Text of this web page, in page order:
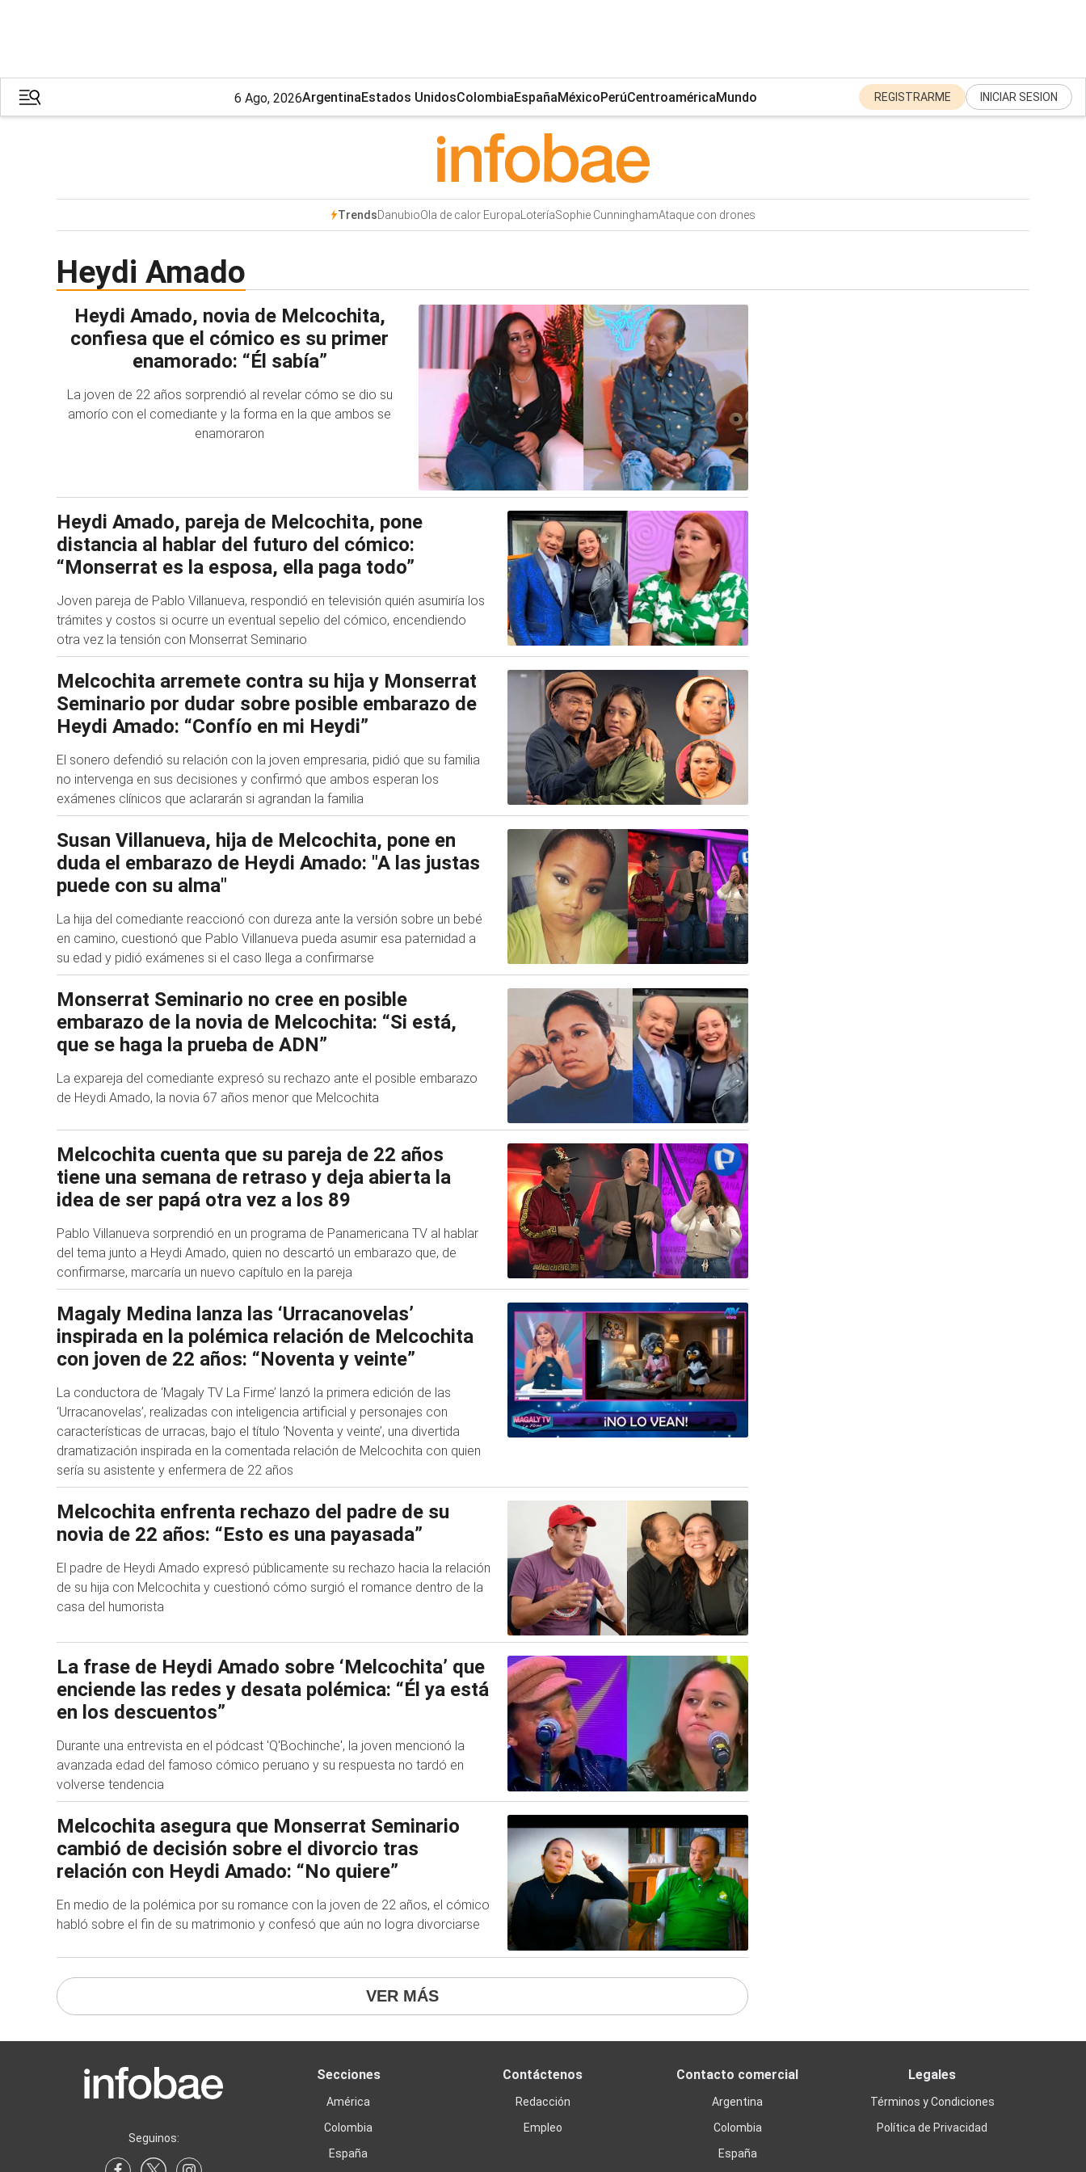
6 Ago, 2026ArgentinaEstados UnidosColombiaEspañaMéxicoPerúCentroaméricaMundo REGISTRARME INICIAR SESION
TrendsDanubioOla de calor EuropaLoteríaSophie CunninghamAtaque con drones
Heydi Amado
Heydi Amado, novia de Melcochita,
confiesa que el cómico es su primer
enamorado: “Él sabía”
La joven de 22 años sorprendió al revelar cómo se dio su
amorío con el comediante y la forma en la que ambos se
enamoraron
Heydi Amado, pareja de Melcochita, pone
distancia al hablar del futuro del cómico:
“Monserrat es la esposa, ella paga todo”
Joven pareja de Pablo Villanueva, respondió en televisión quién asumiría los
trámites y costos si ocurre un eventual sepelio del cómico, encendiendo
otra vez la tensión con Monserrat Seminario
Melcochita arremete contra su hija y Monserrat
Seminario por dudar sobre posible embarazo de
Heydi Amado: “Confío en mi Heydi”
El sonero defendió su relación con la joven empresaria, pidió que su familia
no intervenga en sus decisiones y confirmó que ambos esperan los
exámenes clínicos que aclararán si agrandan la familia
Susan Villanueva, hija de Melcochita, pone en
duda el embarazo de Heydi Amado: "A las justas
puede con su alma"
La hija del comediante reaccionó con dureza ante la versión sobre un bebé
en camino, cuestionó que Pablo Villanueva pueda asumir esa paternidad a
su edad y pidió exámenes si el caso llega a confirmarse
Monserrat Seminario no cree en posible
embarazo de la novia de Melcochita: “Si está,
que se haga la prueba de ADN”
La expareja del comediante expresó su rechazo ante el posible embarazo
de Heydi Amado, la novia 67 años menor que Melcochita
Melcochita cuenta que su pareja de 22 años
tiene una semana de retraso y deja abierta la
idea de ser papá otra vez a los 89
Pablo Villanueva sorprendió en un programa de Panamericana TV al hablar
del tema junto a Heydi Amado, quien no descartó un embarazo que, de
confirmarse, marcaría un nuevo capítulo en la pareja
Magaly Medina lanza las ‘Urracanovelas’
inspirada en la polémica relación de Melcochita
con joven de 22 años: “Noventa y veinte”
La conductora de ‘Magaly TV La Firme’ lanzó la primera edición de las
‘Urracanovelas’, realizadas con inteligencia artificial y personajes con
características de urracas, bajo el título ‘Noventa y veinte’, una divertida
dramatización inspirada en la comentada relación de Melcochita con quien
sería su asistente y enfermera de 22 años
Melcochita enfrenta rechazo del padre de su
novia de 22 años: “Esto es una payasada”
El padre de Heydi Amado expresó públicamente su rechazo hacia la relación
de su hija con Melcochita y cuestionó cómo surgió el romance dentro de la
casa del humorista
La frase de Heydi Amado sobre ‘Melcochita’ que
enciende las redes y desata polémica: “Él ya está
en los descuentos”
Durante una entrevista en el pódcast 'Q'Bochinche', la joven mencionó la
avanzada edad del famoso cómico peruano y su respuesta no tardó en
volverse tendencia
Melcochita asegura que Monserrat Seminario
cambió de decisión sobre el divorcio tras
relación con Heydi Amado: “No quiere”
En medio de la polémica por su romance con la joven de 22 años, el cómico
habló sobre el fin de su matrimonio y confesó que aún no logra divorciarse
VER MÁS
Seguinos:
Secciones
América
Colombia
España
Contáctenos
Redacción
Empleo
Contacto comercial
Argentina
Colombia
España
Legales
Términos y Condiciones
Política de Privacidad